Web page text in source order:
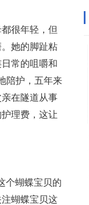
很年轻，但
她的脚趾粘
常的咀嚼和
陪护，五年来
在隧道从事
理费，这让
个蝴蝶宝贝的
蝴蝶宝贝这